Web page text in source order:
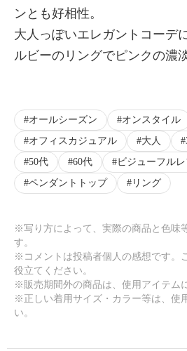
ンとも好相性。
大人っぽいエレガントコーデ
ルビーのリングでピンクの濃
オールシーズン オンスタイル
オフィスカジュアル
大人
50代
60代
ビジューフル
ペンダントトップ
リング
※写り方によって、実際の商品と色味
す。
※コメントは投稿者個人の感想です。
役立てください。
※販売期間外の商品は、使用アイテム
※正しい着用サイズ・カラー等は、使
い。